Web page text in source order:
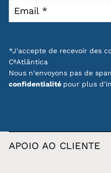
*J'accepte de recevoir des
CªAtlântica
Nous n'envoyons pas de
confidentialité pour plus
APOIO AO CLIENTE